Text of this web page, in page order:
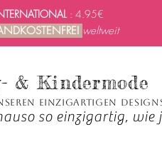
: 4.95€
weltweit
& Kindermode
einzigartigen
so einzigartig, wie